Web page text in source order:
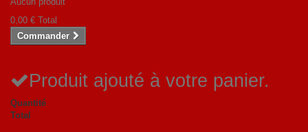
0,00 € Total
Commander
Produit ajouté à votre panier.
Quantité
Total